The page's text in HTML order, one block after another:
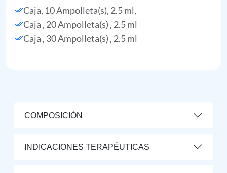
Caja, 10 Ampolleta(s), 2.5 ml,
Caja , 20 Ampolleta(s) , 2.5 ml
Caja , 30 Ampolleta(s) , 2.5 ml
COMPOSICIÓN
INDICACIONES TERAPÉUTICAS